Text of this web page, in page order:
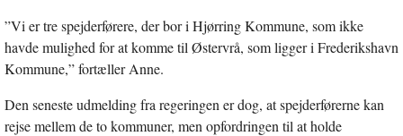
”Vi er tre spejderførere, der bor i Hjørring Kommune, som ikke
havde mulighed for at komme til Østervrå, som ligger i Frederikshavn
Kommune,” fortæller Anne.
Den seneste udmelding fra regeringen er dog, at spejderførerne kan
rejse mellem de to kommuner, men opfordringen til at holde